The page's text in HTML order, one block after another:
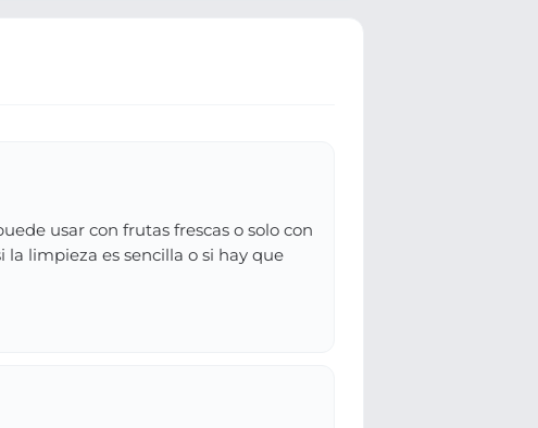
usar con frutas frescas o solo con
la limpieza es sencilla o si hay que